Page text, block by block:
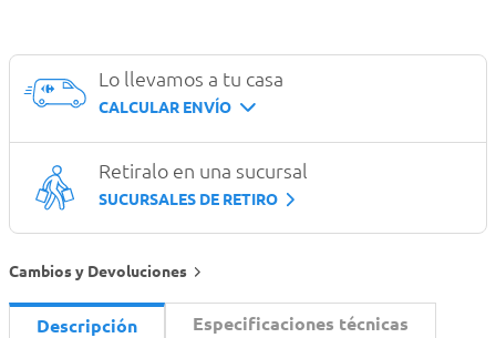
Lo llevamos a tu casa
CALCULAR ENVÍO
Retiralo en una sucursal
SUCURSALES DE RETIRO
Cambios y Devoluciones
Descripción Especificaciones técnicas